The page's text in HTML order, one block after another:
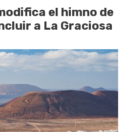
el himno de
a La Graciosa